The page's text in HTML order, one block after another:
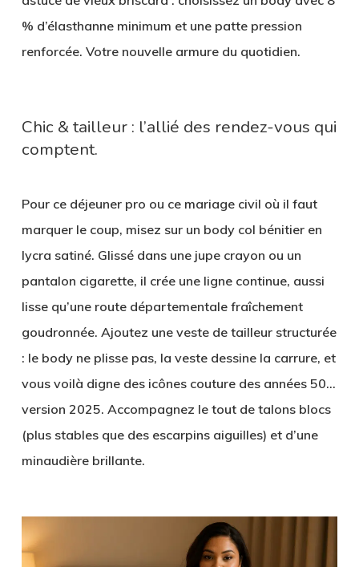
% d’élasthanne minimum et une patte pression
renforcée. Votre nouvelle armure du quotidien.
Chic & tailleur : l’allié des rendez-vous qui
comptent.
Pour ce déjeuner pro ou ce mariage civil où il faut
marquer le coup, misez sur un body col bénitier en
lycra satiné. Glissé dans une jupe crayon ou un
pantalon cigarette, il crée une ligne continue, aussi
lisse qu’une route départementale fraîchement
goudronnée. Ajoutez une veste de tailleur structurée
: le body ne plisse pas, la veste dessine la carrure, et
vous voilà digne des icônes couture des années 50…
version 2025. Accompagnez le tout de talons blocs
(plus stables que des escarpins aiguilles) et d’une
minaudière brillante.